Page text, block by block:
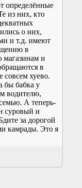
определённые
из них, кто
о них,
и т.д. имеют
в
магазинам и
в
совсем хуево.
бы бабка у
водителю,
А теперь-
суровый и
за дорогой
камрады. Это я